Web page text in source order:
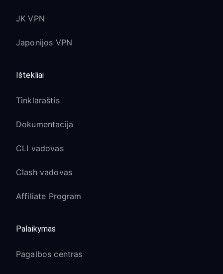
JK VPN
Japonijos VPN
Ištekliai
Tinklaraštis
Dokumentacija
CLI vadovas
Clash vadovas
Affiliate Program
Palaikymas
Pagalbos centras